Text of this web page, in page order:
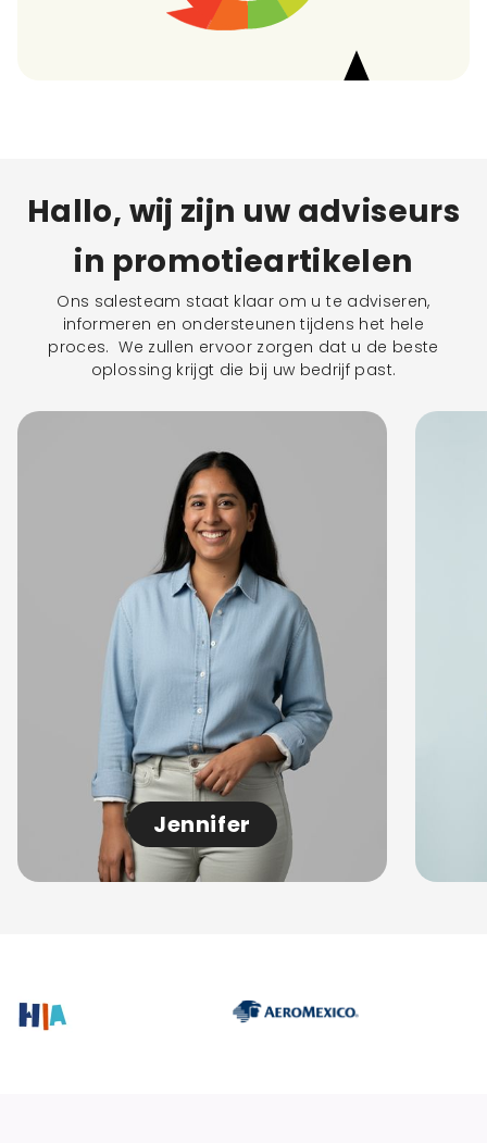
Hallo, wij zijn uw adviseurs
in promotieartikelen
Ons salesteam staat klaar om u te adviseren,
informeren en ondersteunen tijdens het hele
proces. We zullen ervoor zorgen dat u de beste
oplossing krijgt die bij uw bedrijf past.
Jennifer